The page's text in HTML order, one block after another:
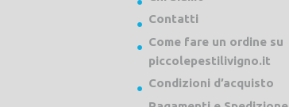
Contatti
Come fare un ordine su
piccolepestilivigno.it
Condizioni d’acquisto